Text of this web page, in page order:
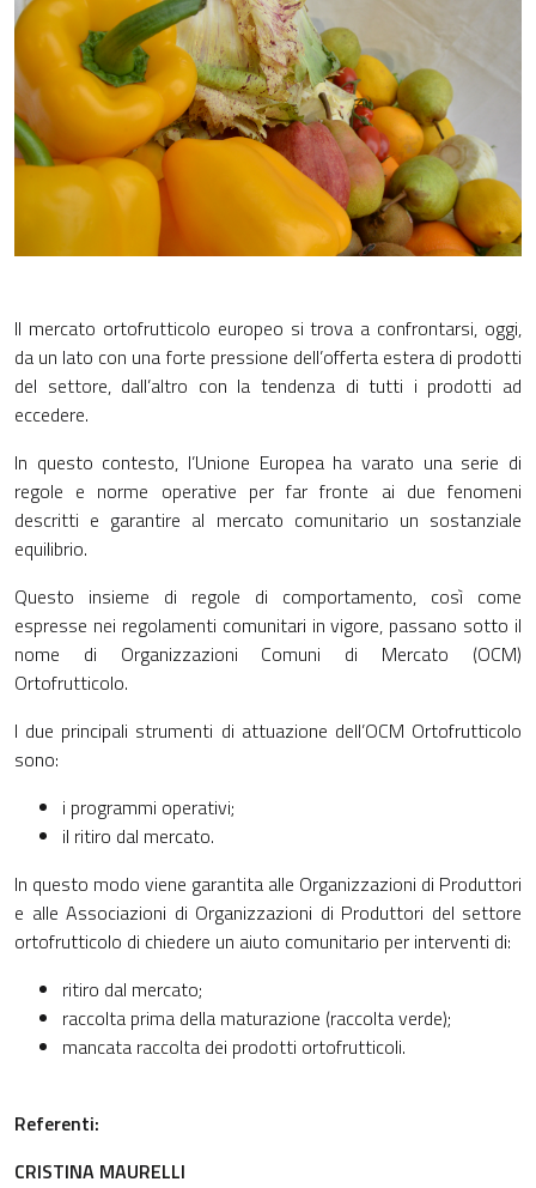
Il mercato ortofrutticolo europeo si trova a confrontarsi, oggi,
da un lato con una forte pressione dell’offerta estera di prodotti
del settore, dall’altro con la tendenza di tutti i prodotti ad
eccedere.
In questo contesto, l’Unione Europea ha varato una serie di
regole e norme operative per far fronte ai due fenomeni
descritti e garantire al mercato comunitario un sostanziale
equilibrio.
Questo insieme di regole di comportamento, così come
espresse nei regolamenti comunitari in vigore, passano sotto il
nome di Organizzazioni Comuni di Mercato (OCM)
Ortofrutticolo.
I due principali strumenti di attuazione dell’OCM Ortofrutticolo
sono:
i programmi operativi;
il ritiro dal mercato.
In questo modo viene garantita alle Organizzazioni di Produttori
e alle Associazioni di Organizzazioni di Produttori del settore
ortofrutticolo di chiedere un aiuto comunitario per interventi di:
ritiro dal mercato;
raccolta prima della maturazione (raccolta verde);
mancata raccolta dei prodotti ortofrutticoli.
Referenti:
CRISTINA MAURELLI